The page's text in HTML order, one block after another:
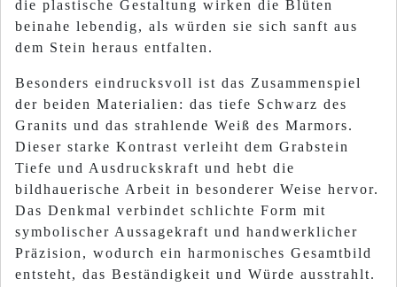
die plastische Gestaltung wirken die Blüten
beinahe lebendig, als würden sie sich sanft aus
dem Stein heraus entfalten.
Besonders eindrucksvoll ist das Zusammenspiel
der beiden Materialien: das tiefe Schwarz des
Granits und das strahlende Weiß des Marmors.
Dieser starke Kontrast verleiht dem Grabstein
Tiefe und Ausdruckskraft und hebt die
bildhauerische Arbeit in besonderer Weise hervor.
Das Denkmal verbindet schlichte Form mit
symbolischer Aussagekraft und handwerklicher
Präzision, wodurch ein harmonisches Gesamtbild
entsteht, das Beständigkeit und Würde ausstrahlt.